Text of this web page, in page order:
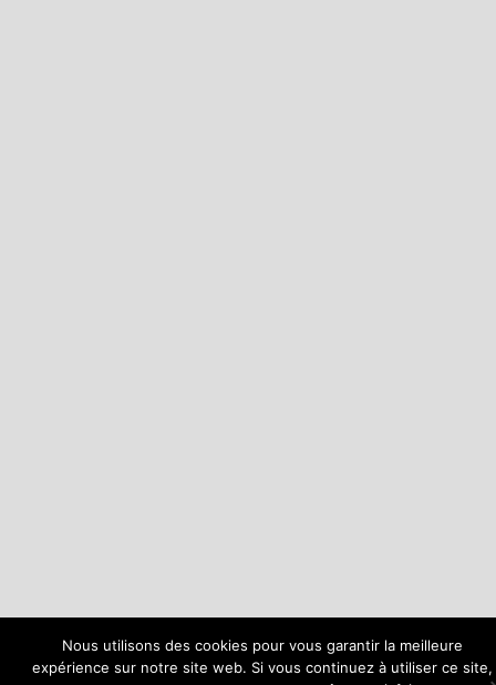
Nous utilisons des cookies pour vous garantir la meilleure
expérience sur notre site web. Si vous continuez à utiliser ce site,